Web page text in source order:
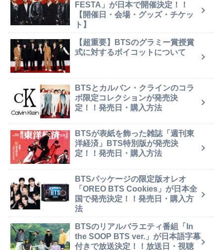
FESTA」が日本で開催決定！！
【開催日・会場・グッズ・チケッ
ト】
【超重要】BTSのグラミー賞授賞
式に対するボイコットについて
BTSとカルバン・クラインのコラ
ボ限定コレクションが発売決
定！！発売日・購入方法
BTSが表紙を飾った雑誌「週刊東
洋経済」BTS特別版が発売決
定！！発売日・購入方法
BTSパッケージの限定版オレオ
「OREO BTS Cookies」が日本全
国で発売決定！！発売日・購入方
法
BTSのリアルバラエティ番組「In
the SOOP BTS ver.」が日本語字幕
付きで放送決定！！放送日・視聴